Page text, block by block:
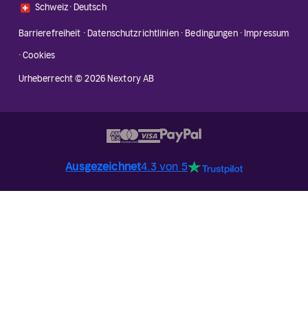
🇨🇭 Schweiz·Deutsch
Barrierefreiheit ·Datenschutzrichtlinien·Bedingungen· Impressum
·Cookies
Urheberrecht © 2026 Nextory AB
Ausgezeichnet4.3 von 5